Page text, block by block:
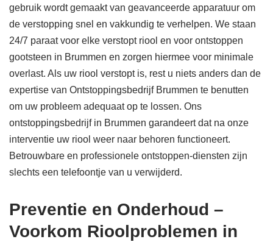
gebruik wordt gemaakt van geavanceerde apparatuur om
de verstopping snel en vakkundig te verhelpen. We staan
24/7 paraat voor elke verstopt riool en voor ontstoppen
gootsteen in Brummen en zorgen hiermee voor minimale
overlast. Als uw riool verstopt is, rest u niets anders dan de
expertise van Ontstoppingsbedrijf Brummen te benutten
om uw probleem adequaat op te lossen. Ons
ontstoppingsbedrijf in Brummen garandeert dat na onze
interventie uw riool weer naar behoren functioneert.
Betrouwbare en professionele ontstoppen-diensten zijn
slechts een telefoontje van u verwijderd.
Preventie en Onderhoud –
Voorkom Rioolproblemen in